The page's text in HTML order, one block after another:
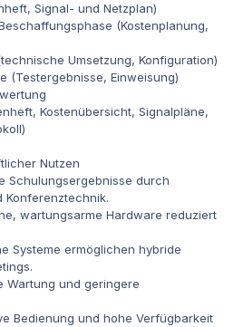
Signal- und Netzplan)
(Kostenplanung,
Umsetzung, Konfiguration)
(Testergebnisse, Einweisung)
Kostenübersicht, Signalpläne,
Nutzen
Schulungsergebnisse durch
Konferenztechnik.
wartungsarme Hardware reduziert
Systeme ermöglichen hybride
Wartung und geringere
Bedienung und hohe Verfügbarkeit